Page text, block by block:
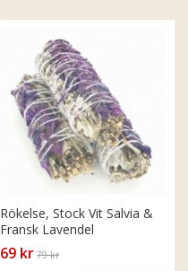
Rökelse, Stock Vit Salvia &
Fransk Lavendel
69 kr 79 kr